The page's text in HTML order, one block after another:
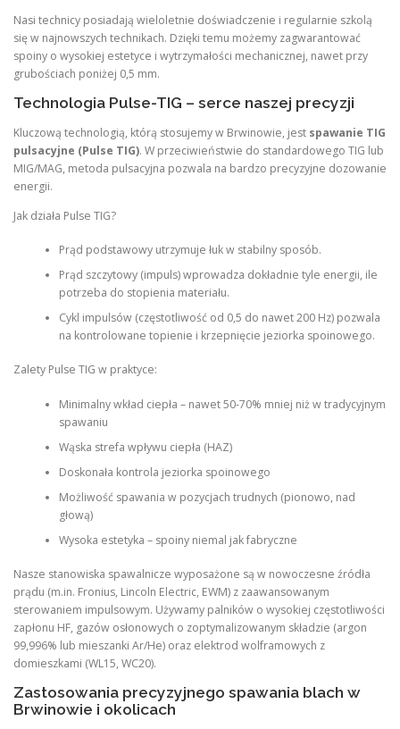
Nasi technicy posiadają wieloletnie doświadczenie i regularnie szkolą
się w najnowszych technikach. Dzięki temu możemy zagwarantować
spoiny o wysokiej estetyce i wytrzymałości mechanicznej, nawet przy
grubościach poniżej 0,5 mm.
Technologia Pulse-TIG – serce naszej precyzji
Kluczową technologią, którą stosujemy w Brwinowie, jest spawanie TIG
pulsacyjne (Pulse TIG). W przeciwieństwie do standardowego TIG lub
MIG/MAG, metoda pulsacyjna pozwala na bardzo precyzyjne dozowanie
energii.
Jak działa Pulse TIG?
Prąd podstawowy utrzymuje łuk w stabilny sposób.
Prąd szczytowy (impuls) wprowadza dokładnie tyle energii, ile
potrzeba do stopienia materiału.
Cykl impulsów (częstotliwość od 0,5 do nawet 200 Hz) pozwala
na kontrolowane topienie i krzepnięcie jeziorka spoinowego.
Zalety Pulse TIG w praktyce:
Minimalny wkład ciepła – nawet 50-70% mniej niż w tradycyjnym
spawaniu
Wąska strefa wpływu ciepła (HAZ)
Doskonała kontrola jeziorka spoinowego
Możliwość spawania w pozycjach trudnych (pionowo, nad
głową)
Wysoka estetyka – spoiny niemal jak fabryczne
Nasze stanowiska spawalnicze wyposażone są w nowoczesne źródła
prądu (m.in. Fronius, Lincoln Electric, EWM) z zaawansowanym
sterowaniem impulsowym. Używamy palników o wysokiej częstotliwości
zapłonu HF, gazów osłonowych o zoptymalizowanym składzie (argon
99,996% lub mieszanki Ar/He) oraz elektrod wolframowych z
domieszkami (WL15, WC20).
Zastosowania precyzyjnego spawania blach w
Brwinowie i okolicach